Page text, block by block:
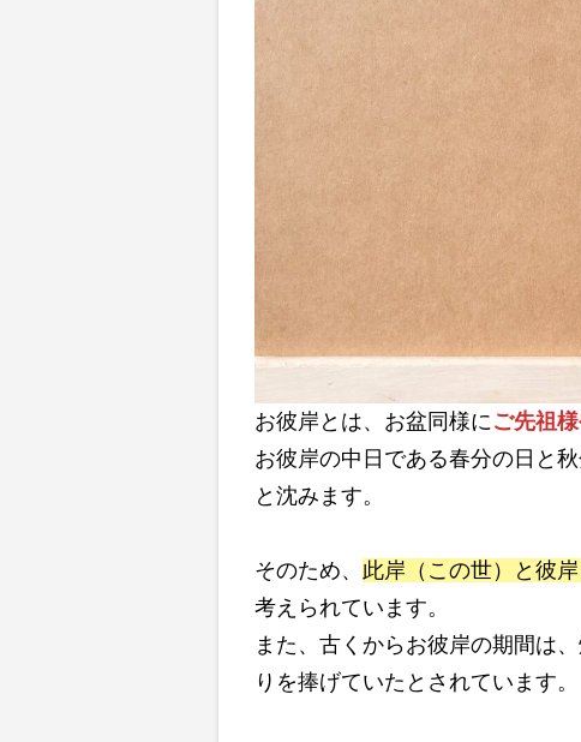
お彼岸とは、お盆同様にご先祖
お彼岸の中日である春分の日と
と沈みます。
そのため、 此岸（この世）と彼
考えられています。
また、古くからお彼岸の期間は
りを捧げていたとされています。